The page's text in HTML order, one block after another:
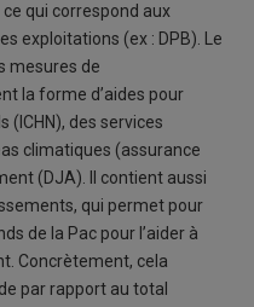
qui correspond aux
exploitations (ex : DPB). Le
mesures de
la forme d’aides pour
(ICHN), des services
climatiques (assurance
(DJA). Il contient aussi
qui permet pour
de la Pac pour l’aider à
Concrètement, cela
par rapport au total